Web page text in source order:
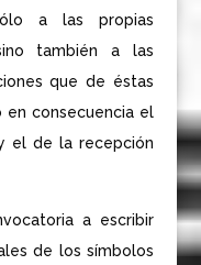
a las propias
también a las
que de éstas
en consecuencia el
el de la recepción
a escribir
de los símbolos